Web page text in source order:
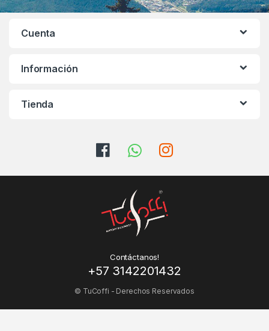
Cuenta
Información
Tienda
Contáctanos!
+57 3142201432